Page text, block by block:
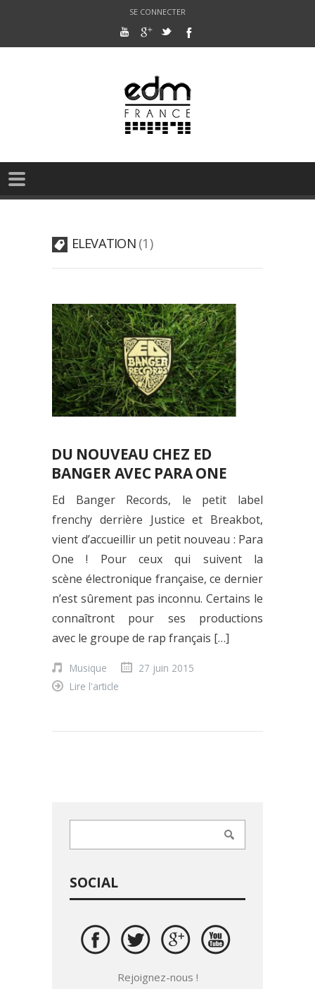
SE CONNECTER
ELEVATION 1
DU NOUVEAU CHEZ ED
BANGER AVEC PARA ONE
Ed Banger Records, le petit label
frenchy derrière Justice et Breakbot,
vient d’accueillir un petit nouveau : Para
One ! Pour ceux qui suivent la
scène électronique française, ce dernier
n’est sûrement pas inconnu. Certains le
connaîtront pour ses productions
avec le groupe de rap français […]
Musique
27 juin 2015
Lire l'article
SOCIAL
Rejoignez-nous !